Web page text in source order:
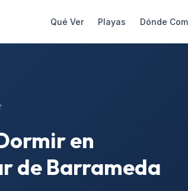
Qué Ver Playas Dónde
en
de Barrameda